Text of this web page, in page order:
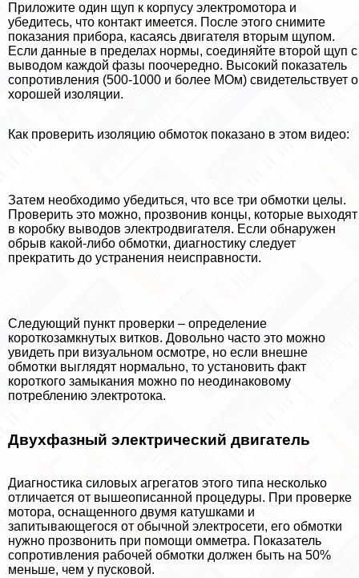
Приложите один щуп к корпусу электромотора и
убедитесь, что контакт имеется. После этого снимите
показания прибора, касаясь двигателя вторым щупом.
Если данные в пределах нормы, соединяйте второй щуп с
выводом каждой фазы поочередно. Высокий показатель
сопротивления (500-1000 и более МОм) свидетельствует о
хорошей изоляции.
Как проверить изоляцию обмоток показано в этом видео:
Затем необходимо убедиться, что все три обмотки целы.
Проверить это можно, прозвонив концы, которые выходят
в коробку выводов электродвигателя. Если обнаружен
обрыв какой-либо обмотки, диагностику следует
прекратить до устранения неисправности.
Следующий пункт проверки – определение
короткозамкнутых витков. Довольно часто это можно
увидеть при визуальном осмотре, но если внешне
обмотки выглядят нормально, то установить факт
короткого замыкания можно по неодинаковому
потрeблению электротока.
Двухфазный электрический двигатель
Диагностика силовых агрегатов этого типа несколько
отличается от вышеописанной процедуры. При проверке
мотора, оснащенного двумя катушками и
запитывающегося от обычной электросети, его обмотки
нужно прозвонить при помощи омметра. Показатель
сопротивления рабочей обмотки должен быть на 50%
меньше, чем у пусковой.